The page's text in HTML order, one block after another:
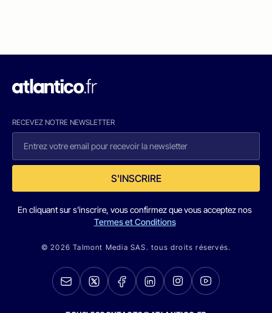
RECEVEZ NOTRE NEWSLETTER
S'INSCRIRE
En cliquant sur s'inscrire, vous confirmez que vous acceptez nos
Termes et Conditions
© 2026 Talmont Media SAS. tous droits réservés.